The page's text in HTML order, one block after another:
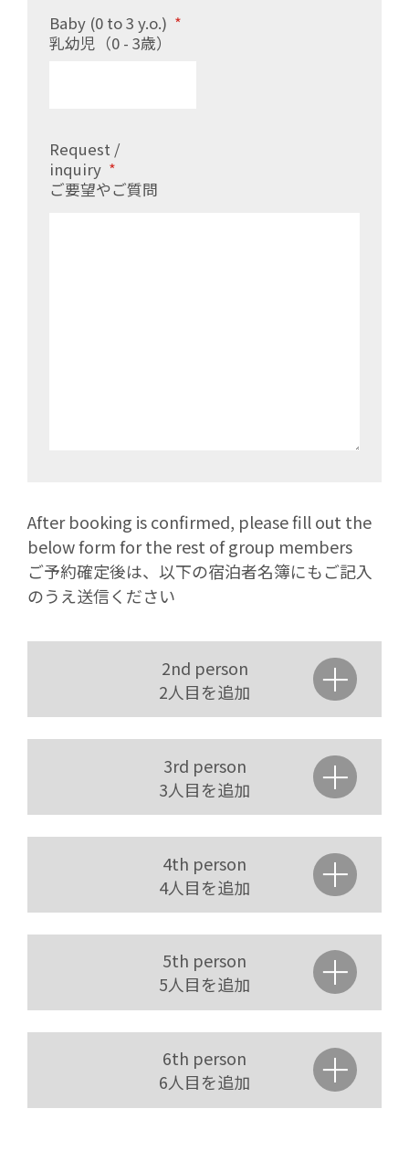
Baby (0 to 3 y.o.) *
乳幼児（0 - 3歳）
Request /
inquiry *
ご要望やご質問
After booking is confirmed, please fill out the
below form for the rest of group members
ご予約確定後は、以下の宿泊者名簿にもご記入
のうえ送信ください
2nd person
2人目を追加
3rd person
3人目を追加
4th person
4人目を追加
5th person
5人目を追加
6th person
6人目を追加